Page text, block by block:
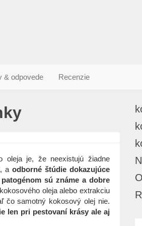
& odpovede Recenzie
oleja je, že neexistujú žiadne
aodborné štúdie dokazujúce
sú známe a dobre
oleja alebo extrakciu
čo samotný kokosový olej nie.
len pri pestovaní krásy ale aj